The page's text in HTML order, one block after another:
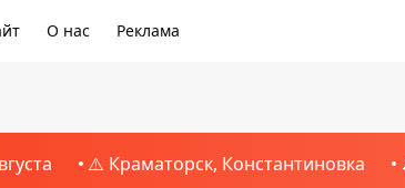
О нас Реклама
⚠️ Краматорск, Константиновка